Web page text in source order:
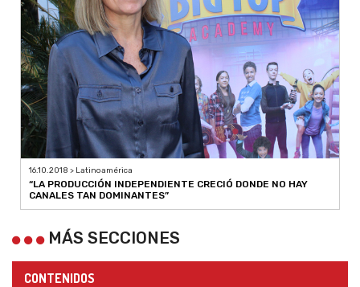
16.10.2018 > Latinoamérica
“LA PRODUCCIÓN INDEPENDIENTE CRECIÓ DONDE NO HAY
CANALES TAN DOMINANTES”
MÁS SECCIONES
CONTENIDOS